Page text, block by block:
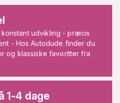
udvikling - præcis
- Hos Autodude finder du
og klassiske favoritter fra
1-4 dage